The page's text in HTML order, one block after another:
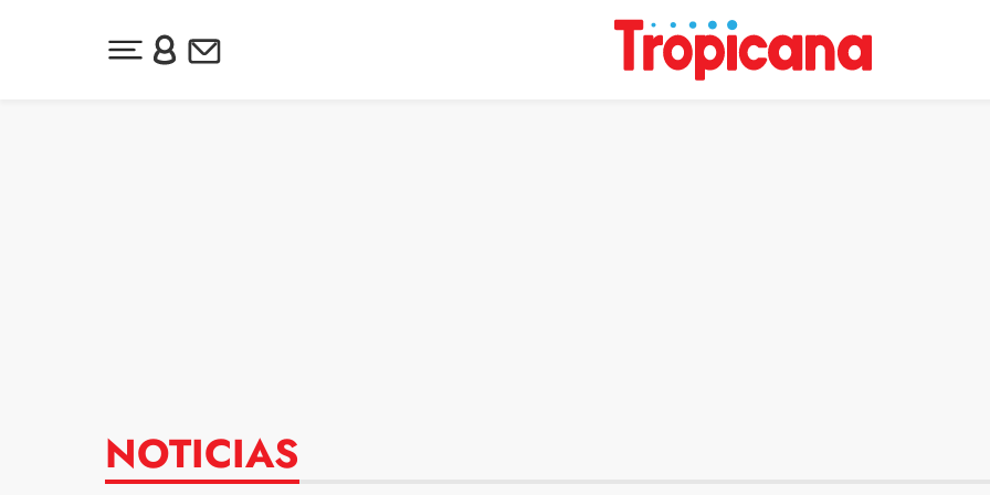
Desplegar menú principal
Inicia sesión o regístrate
Newsletter
NOTICIAS